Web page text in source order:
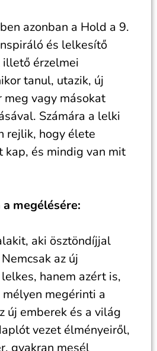
azonban a Hold a 9.
és lelkesítő
érzelmei
tanul, utazik, új
vagy másokat
Számára a lelki
rejlik, hogy élete
és mindig van mit
megélésére:
aki ösztöndíjjal
az új
hanem azért is,
megérinti a
új emberek és a világ
vezet élményeiről,
gyakran mesél